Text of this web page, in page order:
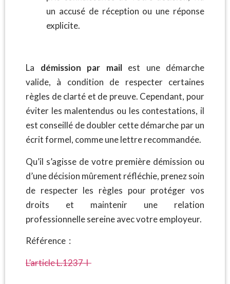
un accusé de réception ou une réponse
explicite.
La démission par mailest une démarche
valide, à condition de respecter certaines
règles de clarté et de preuve. Cependant, pour
éviter les malentendus ou les contestations, il
est conseillé de doubler cette démarche par un
écrit formel, comme une lettre recommandée.
Qu’il s’agisse de votre première démission ou
d’une décision mûrement réfléchie, prenez soin
de respecter les règles pour protéger vos
droits et maintenir une relation
professionnelle sereine avec votre employeur.
Référence :
L’article L.1237-l